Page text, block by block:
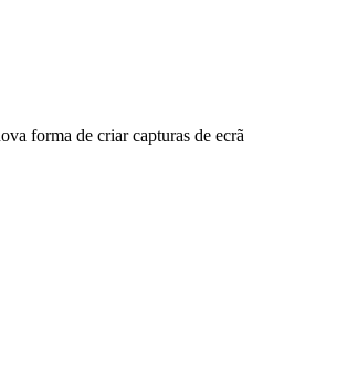
forma de criar capturas de ecrã